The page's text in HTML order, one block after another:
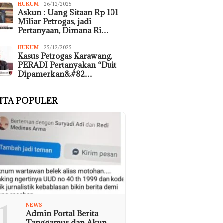
HUKUM 26/12/2025
Askun : Uang Sitaan Rp 101
Miliar Petrogas, jadi
Pertanyaan, Dimana Ri…
HUKUM 25/12/2025
Kasus Petrogas Karawang,
PERADI Pertanyakan “Duit
Dipamerkan&#82…
POPULER
NEWS
Admin Portal Berita